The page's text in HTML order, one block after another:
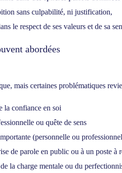
sans culpabilité, ni justification,
le respect de ses valeurs et de sa
abordées
mais certaines problématiques
la confiance en soi
ou quête de sens
(personnelle ou
de parole en public ou à un poste à
la charge mentale ou du